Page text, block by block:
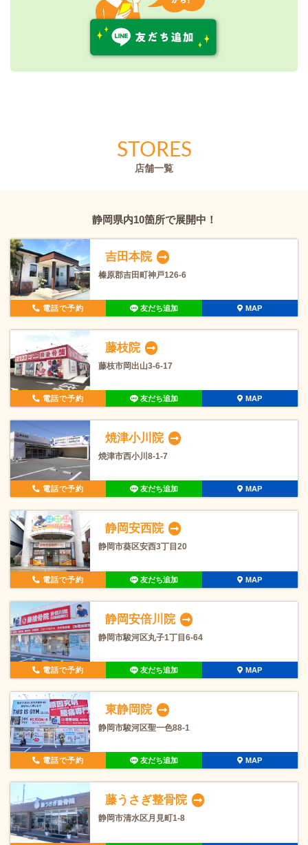
STORES
店舗一覧
静岡県内10箇所で展開中！
吉田本院
榛原郡吉田町神戸126-6
電話で予約 友だち追加 MAP
藤枝院
藤枝市岡出山3-6-17
電話で予約 友だち追加 MAP
焼津小川院
焼津市西小川8-1-7
電話で予約 友だち追加 MAP
静岡安西院
静岡市葵区安西3丁目20
電話で予約 友だち追加 MAP
静岡安倍川院
静岡市駿河区丸子1丁目6-64
電話で予約 友だち追加 MAP
東静岡院
静岡市駿河区聖一色88-1
電話で予約 友だち追加 MAP
藤うさぎ整骨院
静岡市清水区月見町1-8